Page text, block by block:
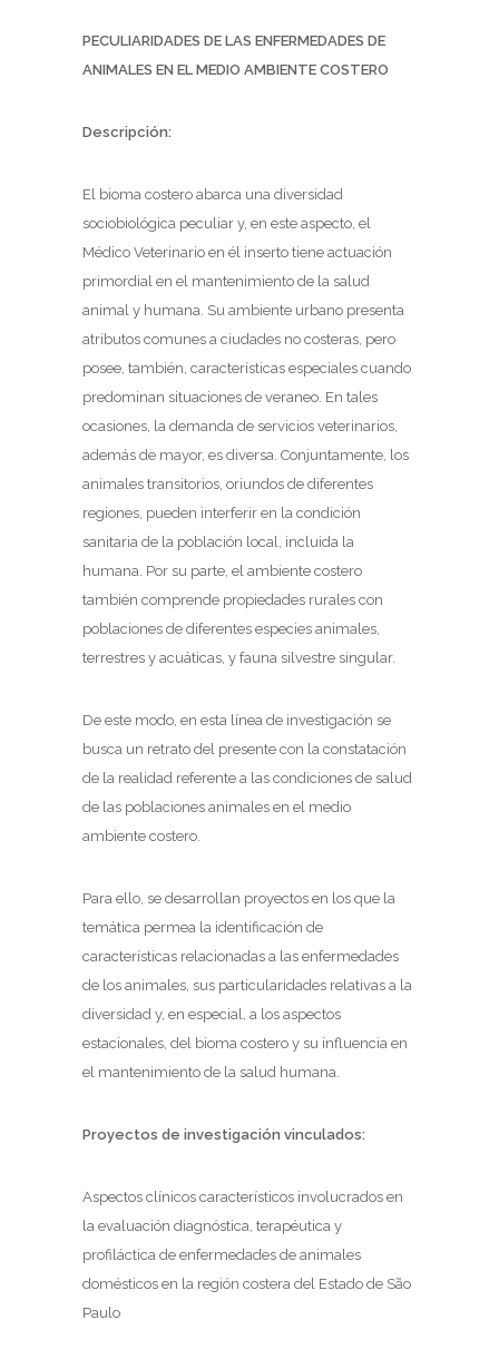
PECULIARIDADES DE LAS ENFERMEDADES DE
ANIMALES EN EL MEDIO AMBIENTE COSTERO
Descripción:
El bioma costero abarca una diversidad
sociobiológica peculiar y, en este aspecto, el
Médico Veterinario en él inserto tiene actuación
primordial en el mantenimiento de la salud
animal y humana. Su ambiente urbano presenta
atributos comunes a ciudades no costeras, pero
posee, también, características especiales cuando
predominan situaciones de veraneo. En tales
ocasiones, la demanda de servicios veterinarios,
además de mayor, es diversa. Conjuntamente, los
animales transitorios, oriundos de diferentes
regiones, pueden interferir en la condición
sanitaria de la población local, incluida la
humana. Por su parte, el ambiente costero
también comprende propiedades rurales con
poblaciones de diferentes especies animales,
terrestres y acuáticas, y fauna silvestre singular.
De este modo, en esta línea de investigación se
busca un retrato del presente con la constatación
de la realidad referente a las condiciones de salud
de las poblaciones animales en el medio
ambiente costero.
Para ello, se desarrollan proyectos en los que la
temática permea la identificación de
características relacionadas a las enfermedades
de los animales, sus particularidades relativas a la
diversidad y, en especial, a los aspectos
estacionales, del bioma costero y su influencia en
el mantenimiento de la salud humana.
Proyectos de investigación vinculados:
Aspectos clínicos característicos involucrados en
la evaluación diagnóstica, terapéutica y
profiláctica de enfermedades de animales
domésticos en la región costera del Estado de São
Paulo